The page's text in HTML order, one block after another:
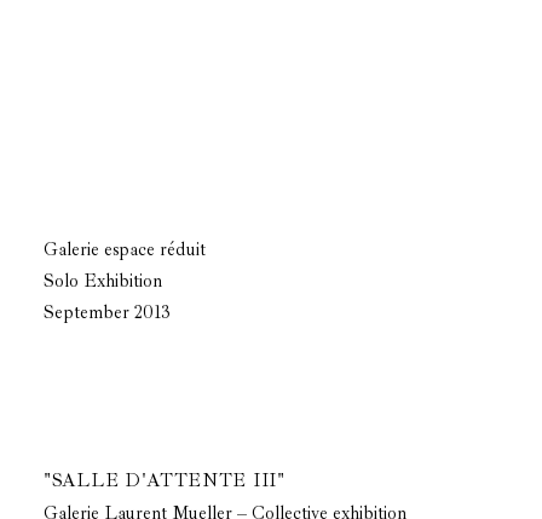
Galerie espace réduit
Solo Exhibition
September 2013
"SALLE D'ATTENTE III"
Galerie Laurent Mueller – Collective exhibition